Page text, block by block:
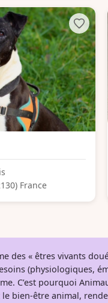
France
des « êtres vivants
(physiologiques,
C’est pourquoi
bien-être animal,